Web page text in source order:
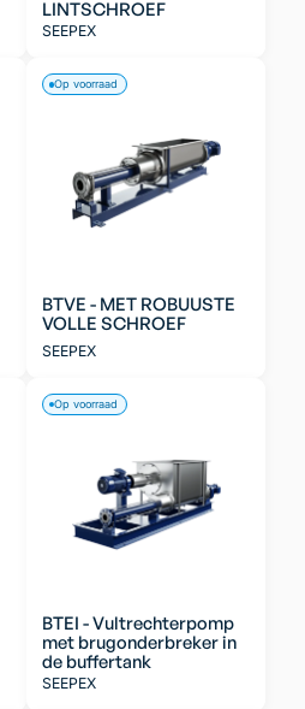
LINTSCHROEF
SEEPEX
BTVE - MET ROBUUSTE
VOLLE SCHROEF
SEEPEX
Op voorraad
BTEI - Vultrechterpomp
met brugonderbreker in
de buffertank
SEEPEX
Op voorraad